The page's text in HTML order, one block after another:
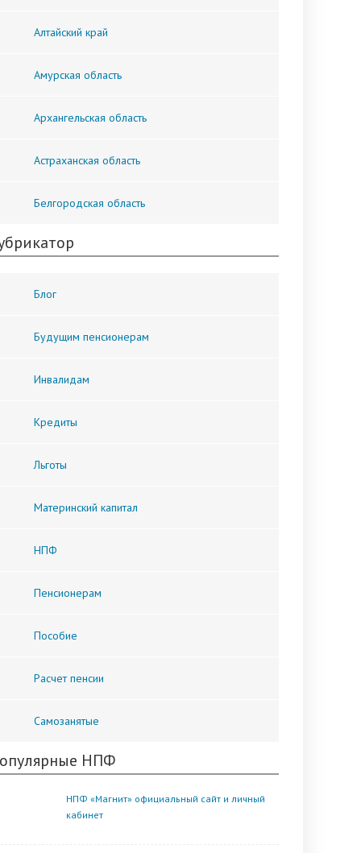
Алтайский край
Амурская область
Архангельская область
Астраханская область
Белгородская область
Блог
Будущим пенсионерам
Инвалидам
Кредиты
Льготы
Материнский капитал
НПФ
Пенсионерам
Пособие
Расчет пенсии
Самозанятые
НПФ
НПФ «Магнит» официальный сайт и личный
кабинет